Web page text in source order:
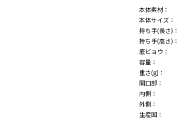
本体素材：
本体サイズ：
持ち手(長さ)：
持ち手(高さ)：
底ビョウ：
容量：
重さ(g)：
開口部：
内側：
外側：
生産国：